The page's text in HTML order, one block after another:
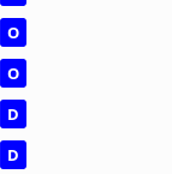
O
O
D
D